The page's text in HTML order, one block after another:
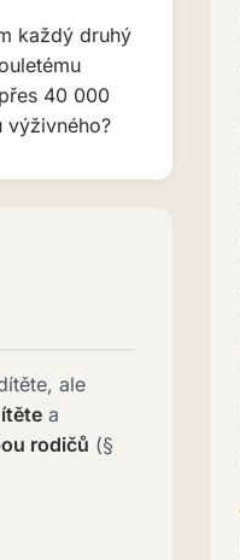
každý druhý
40 000
ale
a
rodičů (§